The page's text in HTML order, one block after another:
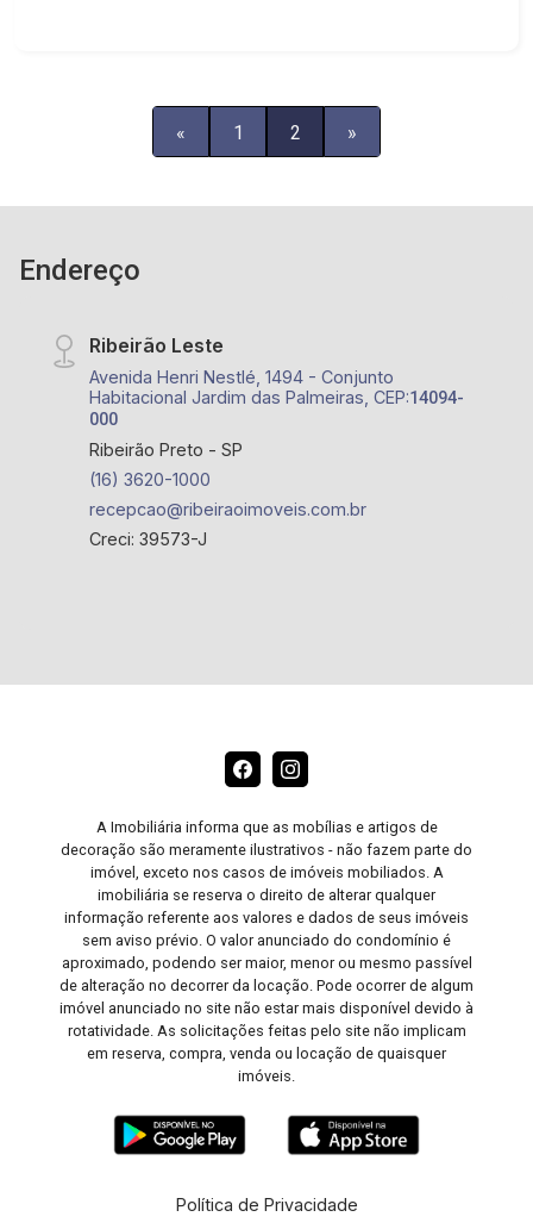
« 1 2 »
Endereço
Ribeirão Leste
Avenida Henri Nestlé, 1494 - Conjunto
Habitacional Jardim das Palmeiras, CEP:14094-
000
Ribeirão Preto - SP
(16) 3620-1000
recepcao@ribeiraoimoveis.com.br
Creci: 39573-J
A Imobiliária informa que as mobílias e artigos de
decoração são meramente ilustrativos - não fazem parte do
imóvel, exceto nos casos de imóveis mobiliados. A
imobiliária se reserva o direito de alterar qualquer
informação referente aos valores e dados de seus imóveis
sem aviso prévio. O valor anunciado do condomínio é
aproximado, podendo ser maior, menor ou mesmo passível
de alteração no decorrer da locação. Pode ocorrer de algum
imóvel anunciado no site não estar mais disponível devido à
rotatividade. As solicitações feitas pelo site não implicam
em reserva, compra, venda ou locação de quaisquer
imóveis.
Política de Privacidade